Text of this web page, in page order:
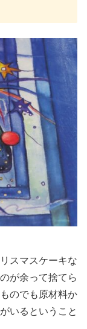
スマスケーキな
が余って捨てら
のでも原材料か
いるということ